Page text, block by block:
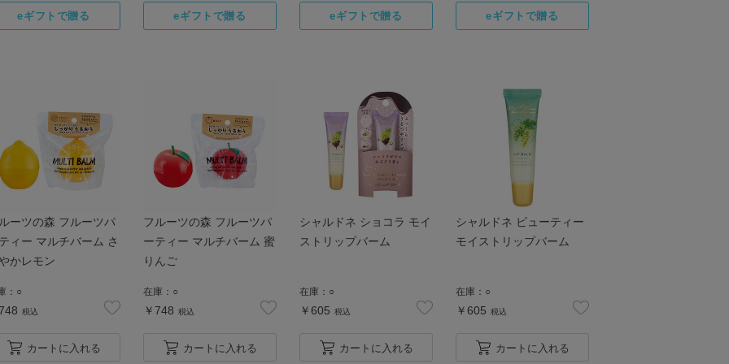
ーツの森 フルーツパ
ィー マルチバーム さ
かレモン
： ○
税込
カートに入れる
フルーツの森 フルーツパ
ーティー マルチバーム 蜜
りんご
在庫： ○
￥748 税込
カートに入れる
シャルドネ ショコラ モイ
ストリップバーム
在庫： ○
￥605 税込
カートに入れる
シャルドネ ビューティー
モイストリップバーム
在庫： ○
￥605 税込
カートに入れる